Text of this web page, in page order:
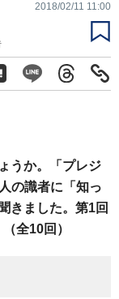
2018/02/11 11:00
うか。「プレジ
の識者に「知っ
きました。第1回
全10回）